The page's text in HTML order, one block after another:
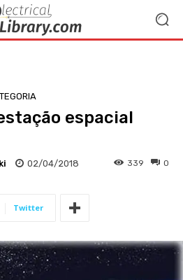
espacial
02/04/2018 0
339
Twitter